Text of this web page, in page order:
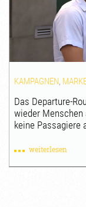
KAMPAGNEN,
Das Departure-
wieder
keine Passagiere
weiterlesen